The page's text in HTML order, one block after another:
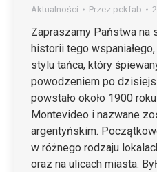
Aktualności Przez pckfab
Zapraszamy Państwa na
historii tego
stylu tańca, który
powodzeniem po
powstało około 1900
Montevideo i nazwane
argentyńskim.
w różnego rodzaju
oraz na ulicach miasta.